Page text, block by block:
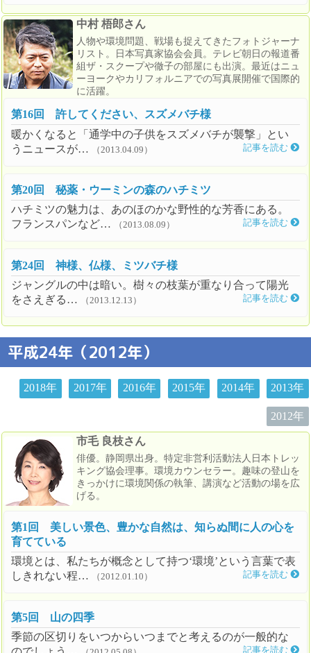
中村 梧郎さん
人物や環境問題、戦場も捉えてきたフォトジャーナ
リスト。日本写真家協会会員。テレビ朝日の報道番
組ザ・スクープや徹子の部屋にも出演。最近はニュ
ーヨークやカリフォルニアでの写真展開催で国際的
に活躍。
第16回 許してください、スズメバチ様
暖かくなると「通学中の子供をスズメバチが襲撃」とい
うニュースが…
（2013.04.09） 記事を読む
第20回 秘薬・ウーミンの森のハチミツ
ハチミツの魅力は、あのほのかな野性的な芳香にある。
フランスパンなど…
（2013.08.09） 記事を読む
第24回 神様、仏様、ミツバチ様
ジャングルの中は暗い。樹々の枝葉が重なり合って陽光
をさえぎる…
（2013.12.13） 記事を読む
平成24年（2012年）
2018年 2017年 2016年 2015年 2014年 2013年
2012年
市毛 良枝さん
俳優。静岡県出身。特定非営利活動法人日本トレッ
キング協会理事。環境カウンセラー。趣味の登山を
きっかけに環境関係の執筆、講演など活動の場を広
げる。
第1回 美しい景色、豊かな自然は、知らぬ間に人の心を
育てている
環境とは、私たちが概念として持つ‘環境’という言葉で表
しきれない程…
（2012.01.10） 記事を読む
第5回 山の四季
季節の区切りをいつからいつまでと考えるのが一般的な
記事を読む